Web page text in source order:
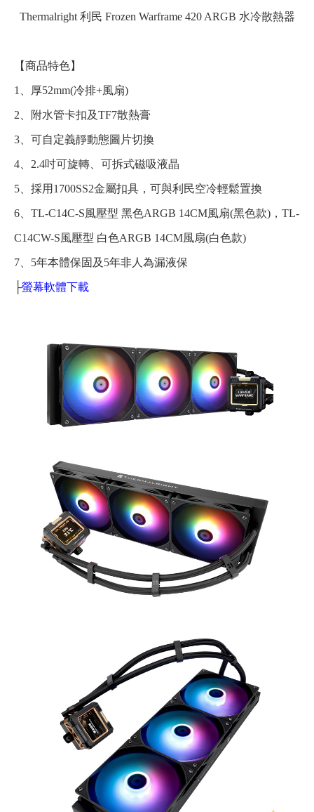
Thermalright 利民 Frozen Warframe 420 ARGB 水冷散熱器
【商品特色】
1、厚52mm(冷排+風扇)
2、附水管卡扣及TF7散熱膏
3、可自定義靜動態圖片切換
4、2.4吋可旋轉、可拆式磁吸液晶
5、採用1700SS2金屬扣具，可與利民空冷輕鬆置換
6、TL-C14C-S風壓型 黑色ARGB 14CM風扇(黑色款)，TL-
C14CW-S風壓型 白色ARGB 14CM風扇(白色款)
7、5年本體保固及5年非人為漏液保
├螢幕軟體下載